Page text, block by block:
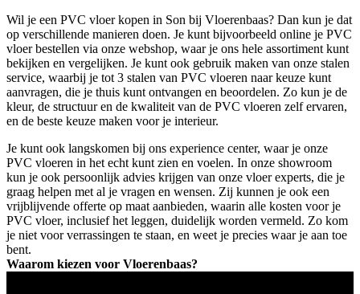
Wil je een PVC vloer kopen in Son bij Vloerenbaas? Dan kun je dat
op verschillende manieren doen. Je kunt bijvoorbeeld online je PVC
vloer bestellen via onze webshop, waar je ons hele assortiment kunt
bekijken en vergelijken. Je kunt ook gebruik maken van onze stalen
service, waarbij je tot 3 stalen van PVC vloeren naar keuze kunt
aanvragen, die je thuis kunt ontvangen en beoordelen. Zo kun je de
kleur, de structuur en de kwaliteit van de PVC vloeren zelf ervaren,
en de beste keuze maken voor je interieur.
Je kunt ook langskomen bij ons experience center, waar je onze
PVC vloeren in het echt kunt zien en voelen. In onze showroom
kun je ook persoonlijk advies krijgen van onze vloer experts, die je
graag helpen met al je vragen en wensen. Zij kunnen je ook een
vrijblijvende offerte op maat aanbieden, waarin alle kosten voor je
PVC vloer, inclusief het leggen, duidelijk worden vermeld. Zo kom
je niet voor verrassingen te staan, en weet je precies waar je aan toe
bent.
Waarom kiezen voor Vloerenbaas?